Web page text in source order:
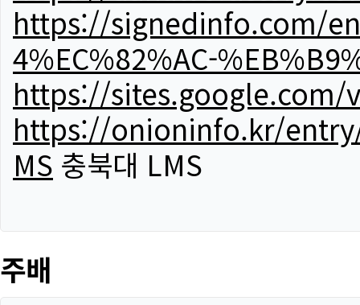
https://signedinfo.com/
4%EC%82%AC-
https://sites.google.com/
https://onioninfo.kr/entry/
MS 충북대 LMS
주배